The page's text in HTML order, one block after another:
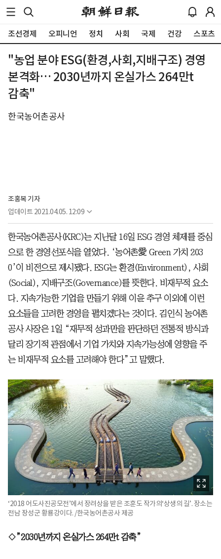
조선경제 오피니언 정치 사회 국제 건강 스포츠
"농업 분야 ESG(환경,사회,지배구조) 경영
본격화… 2030년까지 온실가스 264만t
감축"
한국농어촌공사
조홍복 기자
업데이트 2021.04.05. 12:09
한국농어촌공사(KRC)는 지난달 16일 ESG 경영 체제를 중심
으로 한 경영선포식을 열었다. ‘농어촌愛 Green 가치 203
0’이 비전으로 제시됐다. ESG는 환경(Environment), 사회
(Social), 지배구조(Governance)를 뜻한다. 비재무적 요소
다. 지속가능한 기업을 만들기 위해 이윤 추구 이외에 이런
요소들을 고려한 경영을 펼치겠다는 것이다. 김인식 농어촌
공사 사장은 1일 “재무적 성과만을 판단하던 전통적 방식과
달리 장기적 관점에서 기업 가치와 지속가능성에 영향을 주
는 비재무적 요소를 고려해야 한다”고 말했다.
‘2018 어도사진공모전’에서 장려상을 받은 조훈도 작가의‘상생의 길’. 장소는
전남 장성군 황룡강이다. /한국농어촌공사 제공
◇”2030년까지 온실가스 264만t 감축”